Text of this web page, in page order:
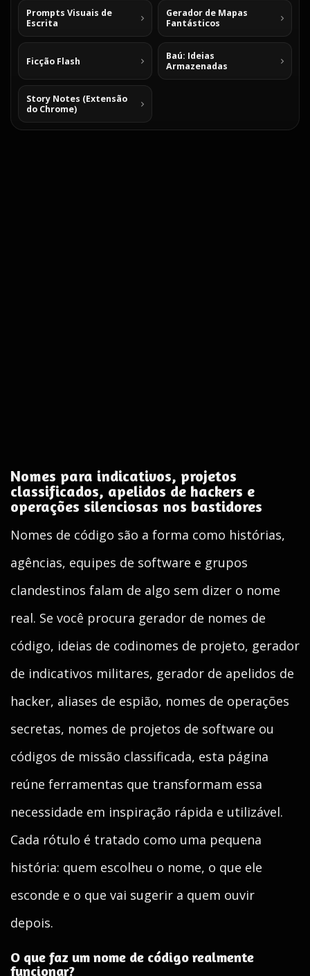
Prompts Visuais de
Escrita
Gerador de Mapas
Fantásticos
Ficção Flash
Baú: Ideias
Armazenadas
Story Notes (Extensão
do Chrome)
Nomes para indicativos, projetos
classificados, apelidos de hackers e
operações silenciosas nos bastidores
Nomes de código são a forma como histórias,
agências, equipes de software e grupos
clandestinos falam de algo sem dizer o nome
real. Se você procura gerador de nomes de
código, ideias de codinomes de projeto, gerador
de indicativos militares, gerador de apelidos de
hacker, aliases de espião, nomes de operações
secretas, nomes de projetos de software ou
códigos de missão classificada, esta página
reúne ferramentas que transformam essa
necessidade em inspiração rápida e utilizável.
Cada rótulo é tratado como uma pequena
história: quem escolheu o nome, o que ele
esconde e o que vai sugerir a quem ouvir
depois.
O que faz um nome de código realmente
funcionar?